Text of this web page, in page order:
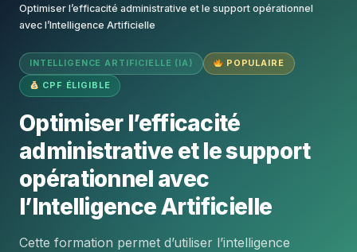
Suggestions :Cybersécurité
Optimiser l’efficacité administrative et le support opérationnel
avec l’Intelligence Artificielle
INTELLIGENCE ARTIFICIELLE (IA) POPULAIRE
CPF ÉLIGIBLE
Optimiser l’efficacité
administrative et le support
opérationnel avec
l’Intelligence Artificielle
Cette formation permet d’utiliser l’intelligence